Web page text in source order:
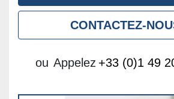
CONTACTEZ-
ou Appelez +33 (0)1 49